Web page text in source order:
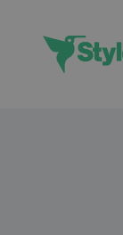
content